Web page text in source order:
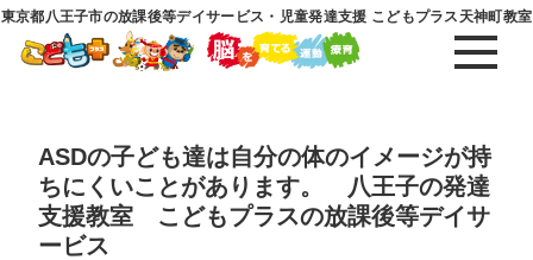
東京都八王子市の放課後等デイサービス・児童発達支援 こどもプラス天神町教室
ASDの子ども達は自分の体のイメージが持
ちにくいことがあります。 八王子の発達
支援教室 こどもプラスの放課後等デイサ
ービス